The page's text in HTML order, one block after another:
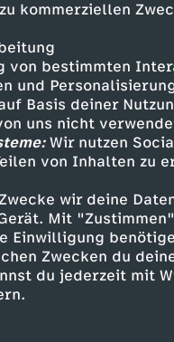
kommerziellen
von bestimmten
und
Basis deiner
uns nicht
Wir nutzen
von Inhalten zu
wir deine
Mit
Einwilligung
Zwecken du
du jederzeit mit
Game im
19.07.2026 UT
Soccer 24 im
eigentlich Social